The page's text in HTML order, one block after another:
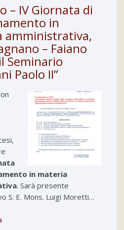
– IV Giornata di
in
amministrativa,
– Faiano
Seminario
Paolo II”
in materia
. Sarà presente
S. E. Mons. Luigi Moretti…